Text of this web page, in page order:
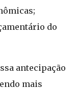
do
antecipação
mais